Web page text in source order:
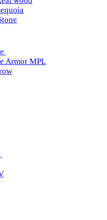
Armor MPL